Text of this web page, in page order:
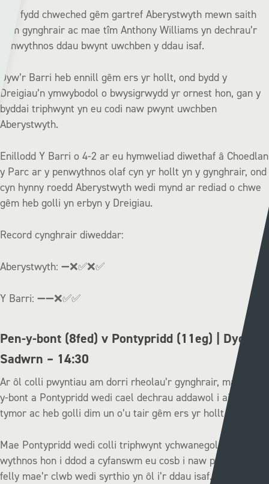
Hon fydd chweched gêm gartref Aberystwyth mewn saith
gêm gynghrair ac mae tîm Anthony Williams yn dechrau’r
penwythnos ddau bwynt uwchben y ddau isaf.
Dyw’r Barri heb ennill gêm ers yr hollt, ond bydd y
Dreigiau’n ymwybodol o bwysigrwydd yr ornest hon, gan y
byddai triphwynt yn eu codi naw pwynt uwchben
Aberystwyth.
Enillodd Y Barri o 4-2 ar eu hymweliad diwethaf â Choedlan
y Parc ar y penwythnos olaf cyn yr hollt yn y gynghrair, ond
cyn hynny roedd Aberystwyth wedi mynd ar rediad o chwe
gêm heb golli yn erbyn y Dreigiau.
Record cynghrair diweddar:
Aberystwyth: ͏➖❌✅❌✅
Y Barri: ➖➖❌✅✅
Pen-y-bont (8fed) v Pontypridd (11eg) | Dydd
Sadwrn – 14:30
Ar ôl colli pwyntiau am dorri rheolau’r gynghrair, mae Pen-
y-bont a Pontypridd wedi cael dechrau addawol i ail ran y
tymor ac heb golli dim un o’u tair gêm ers yr hollt.
Mae Pontypridd wedi colli triphwynt ychwanegol yr
wythnos hon i ddod a cyfanswm eu cosb i naw pwynt ac
felly mae’r clwb wedi syrthio yn ôl i’r ddau isaf.